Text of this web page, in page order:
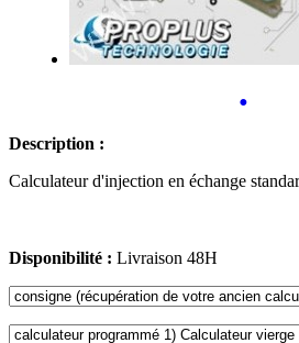
•
Description :
Calculateur d'injection en échange
Disponibilité : Livraison 48H